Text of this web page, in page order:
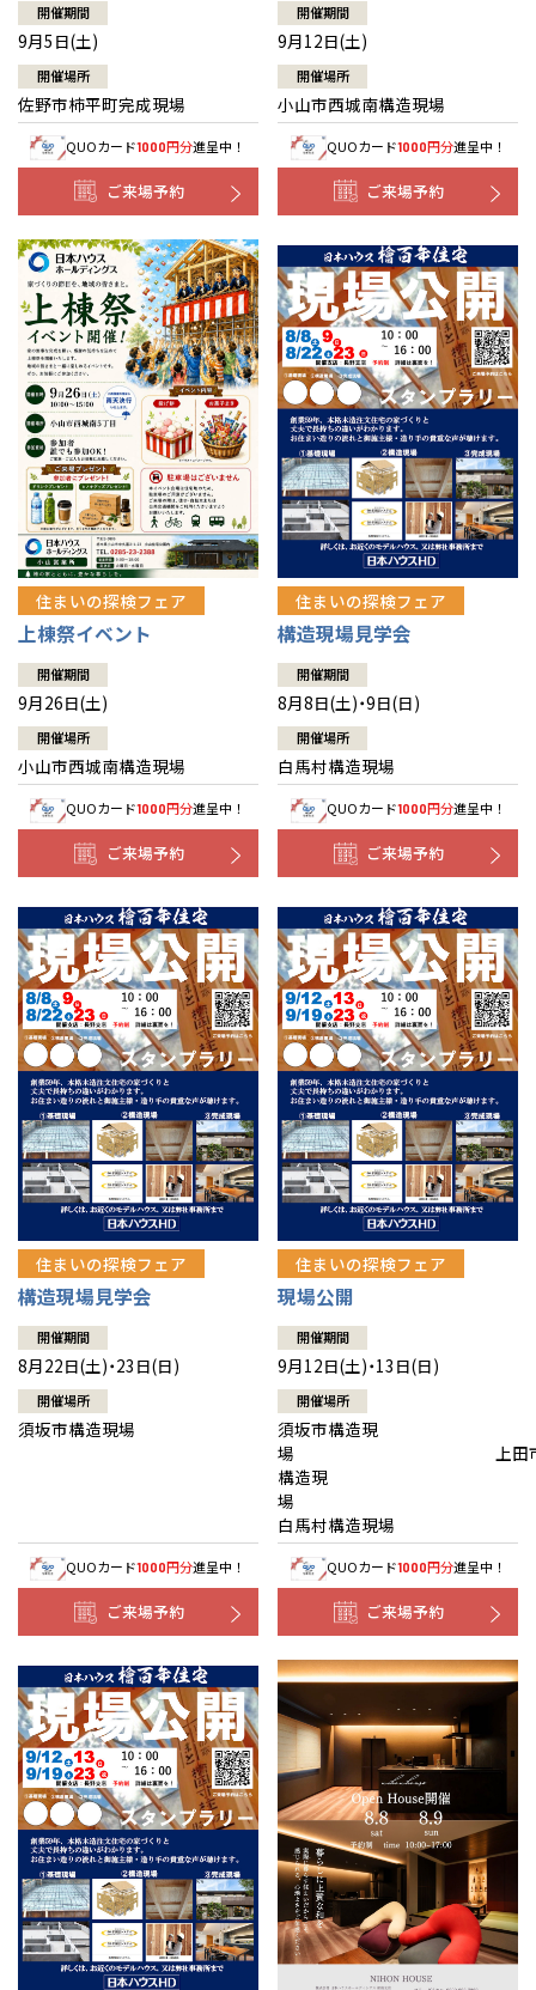
開催期間
9月5日(土)
開催場所
佐野市柿平町完成現場
QUOカード1000円分進呈中！
ご来場予約
開催期間
9月12日(土)
開催場所
小山市西城南構造現場
QUOカード1000円分進呈中！
ご来場予約
住まいの探検フェア
上棟祭イベント
開催期間
9月26日(土)
開催場所
小山市西城南構造現場
QUOカード1000円分進呈中！
ご来場予約
住まいの探検フェア
構造現場見学会
開催期間
8月8日(土)・9日(日)
開催場所
白馬村構造現場
QUOカード1000円分進呈中！
ご来場予約
住まいの探検フェア
構造現場見学会
開催期間
8月22日(土)・23日(日)
開催場所
須坂市構造現場
QUOカード1000円分進呈中！
ご来場予約
住まいの探検フェア
現場公開
開催期間
9月12日(土)・13日(日)
開催場所
須坂市構造現
場 上田
構造現
白馬村構造現場
QUOカード1000円分進呈中！
ご来場予約